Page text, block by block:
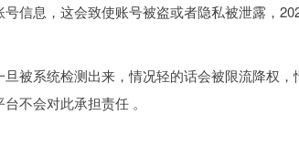
信息，这会致使账号被盗或者隐私被泄露，
被系统检测出来，情况轻的话会被限流降权，
不会对此承担责任 。